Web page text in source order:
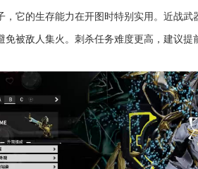
它的生存能力在开图时特别实用。近战
被敌人集火。刺杀任务难度更高，建议提